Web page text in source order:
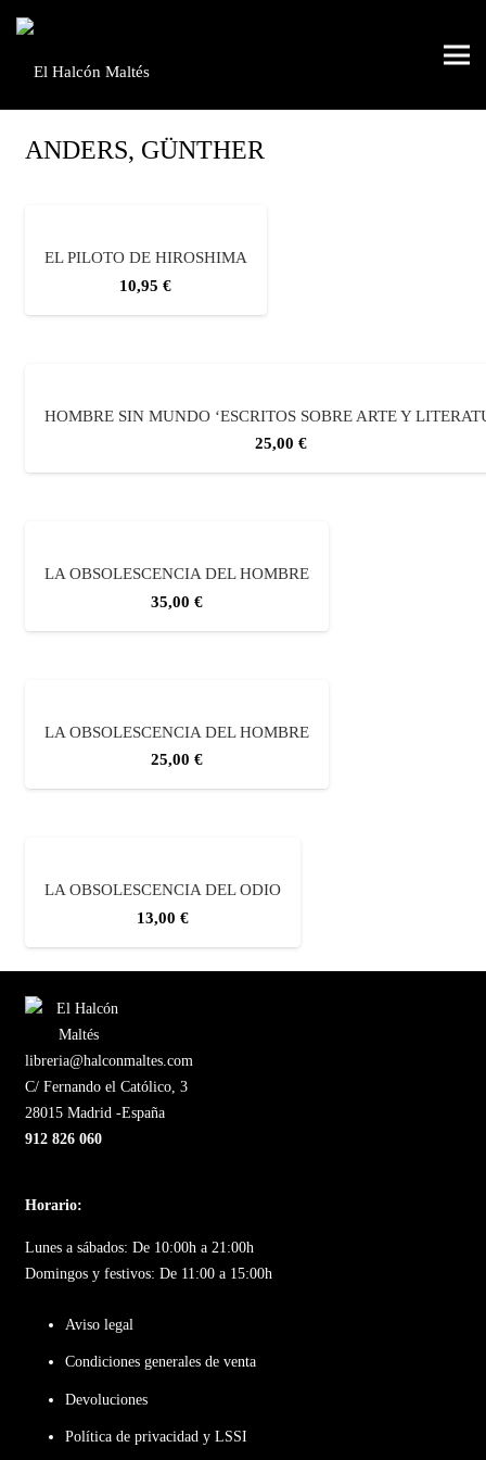
ANDERS, GÜNTHER
EL PILOTO DE HIROSHIMA
10,95 €
HOMBRE SIN MUNDO ‘ESCRITOS SOBRE ARTE Y
25,00 €
LA OBSOLESCENCIA DEL HOMBRE
35,00 €
LA OBSOLESCENCIA DEL HOMBRE
25,00 €
LA OBSOLESCENCIA DEL ODIO
13,00 €
libreria@halconmaltes.com
C/ Fernando el Católico, 3
28015 Madrid -España
912 826 060
Horario:
Lunes a sábados: De 10:00h a 21:00h
Domingos y festivos: De 11:00 a 15:00h
Aviso legal
Condiciones generales de venta
Devoluciones
Política de privacidad y LSSI